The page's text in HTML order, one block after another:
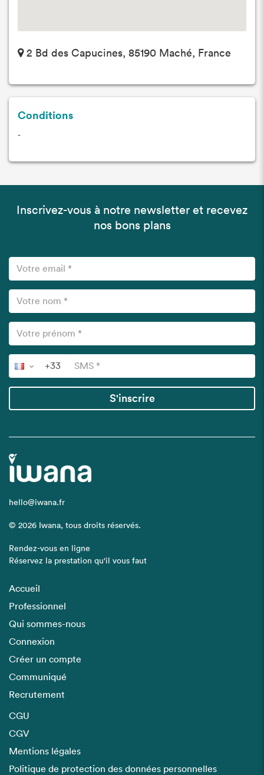
2 Bd des Capucines, 85190 Maché, France
Conditions
-
Inscrivez-vous à notre newsletter et recevez
nos bons plans
S'inscrire
hello@iwana.fr
© 2026 Iwana, tous droits réservés.
Rendez-vous en ligne
Réservez la prestation qu'il vous faut
Accueil
Professionnel
Qui sommes-nous
Connexion
Créer un compte
Communiqué
Recrutement
CGU
CGV
Mentions légales
Politique de protection des données personnelles